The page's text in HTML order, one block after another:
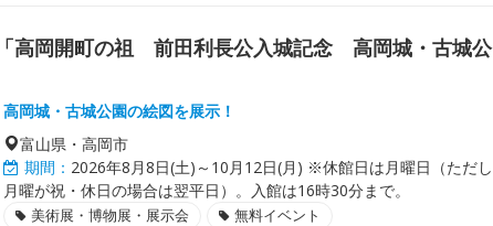
高岡開町の祖 前田利長公入城記念 高岡城・古城公
高岡城・古城公園の絵図を展示！
富山県・高岡市
期間： 2026年8月8日(土)～10月12日(月) ※休館日は月曜日（ただし
月曜が祝・休日の場合は翌平日）。入館は16時30分まで。
美術展・博物展・展示会 無料イベント